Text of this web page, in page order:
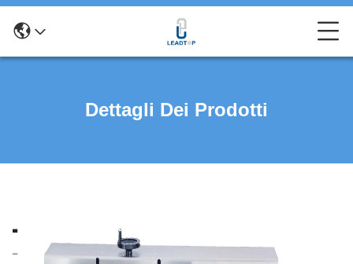
Dettagli Dei Prodotti